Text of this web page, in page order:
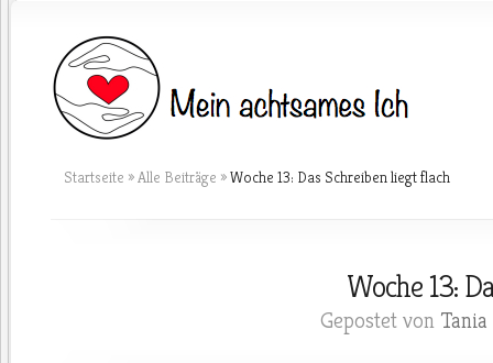
Startseite »Alle Beiträge »Woche 13: Das Schreiben liegt flach
Woche 13:
Gepostet von